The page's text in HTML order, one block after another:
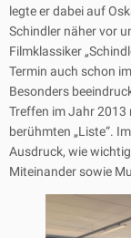
legte er dabei auf
Schindler näher vor
Filmklassiker
Termin auch schon
Besonders
Treffen im Jahr 2013
berühmten „Liste“.
Ausdruck, wie
Miteinander sowie